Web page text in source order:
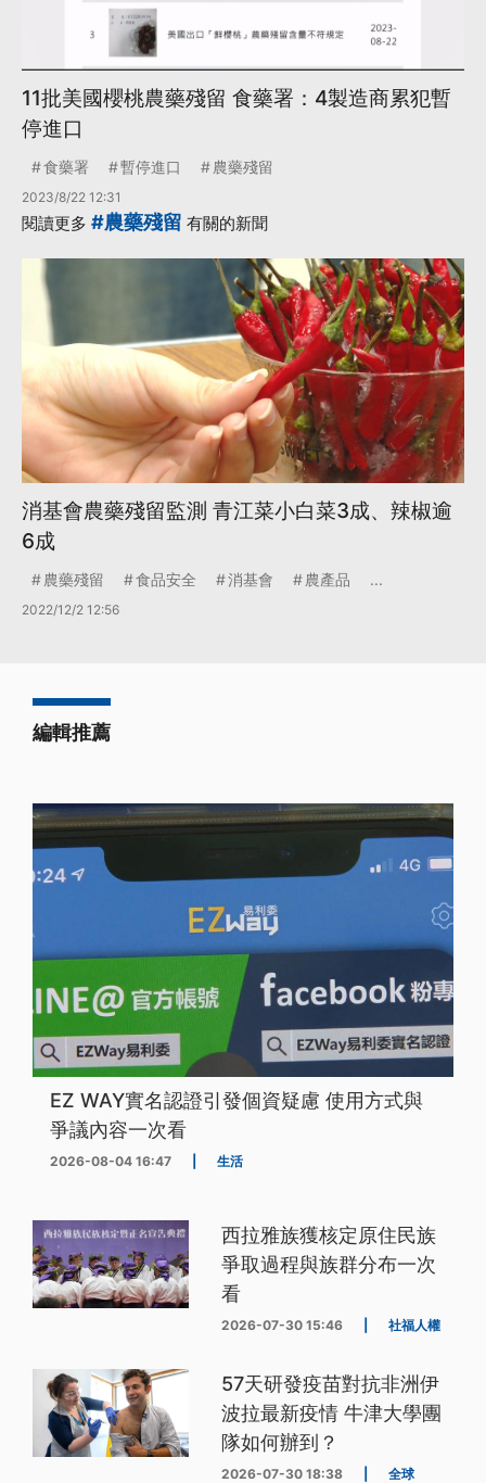
11批美國櫻桃農藥殘留 食藥署：4製造商累犯暫
停進口
食藥署 暫停進口 農藥殘留
2023/8/22 12:31
閱讀更多 #農藥殘留 有關的新聞
消基會農藥殘留監測 青江菜小白菜3成、辣椒逾
6成
農藥殘留 食品安全 消基會 農產品 ...
2022/12/2 12:56
編輯推薦
EZ WAY實名認證引發個資疑慮 使用方式與
爭議內容一次看
2026-08-04 16:47 生活
西拉雅族獲核定原住民族
爭取過程與族群分布一次
看
2026-07-30 15:46 社福人權
57天研發疫苗對抗非洲伊
波拉最新疫情 牛津大學團
隊如何辦到？
2026-07-30 18:38 全球